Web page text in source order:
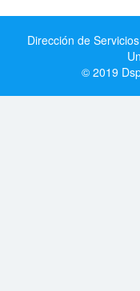
Dirección de
© 2019